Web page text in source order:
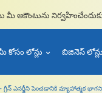
మీ అకౌంటును
కోసం లోన్లు బిజినెస్ లోన్లు
గ్రీన్ ఎనర్జీని పెంచడానికి వ్యూహాత్మక